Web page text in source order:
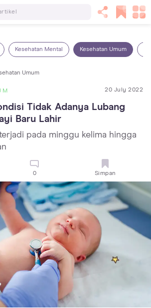
Selanjutnya
Kesehatan Mental Kesehatan Umum
Umum
20 July 2022
Tidak Adanya Lubang
Baru Lahir
pada minggu kelima hingga
0 Simpan